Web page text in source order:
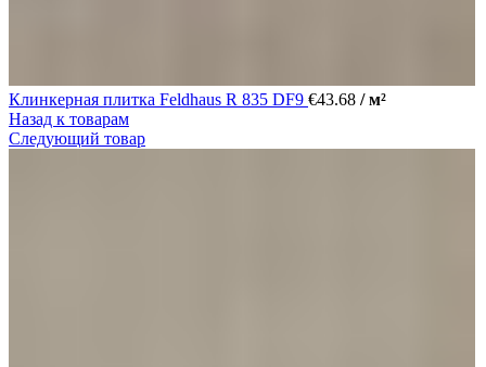
Клинкерная плитка Feldhaus R 835 DF9 €43.68 / м²
Назад к товарам
Следующий товар